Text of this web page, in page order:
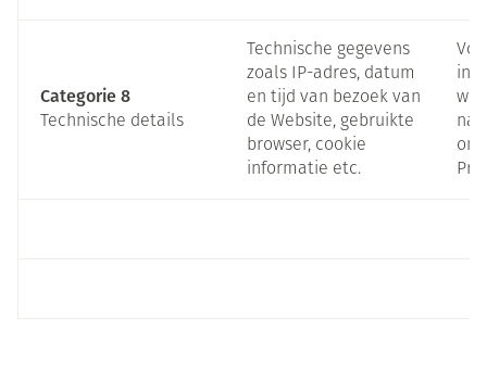
Categorie 8
Technische details
Technische gegevens
zoals IP-adres, datum
en tijd van bezoek van
de Website, gebruikte
browser, cookie
informatie etc.
we